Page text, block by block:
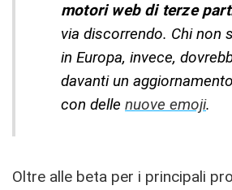
motori web di terze
via discorrendo. Chi non
in Europa, invece,
davanti un
con delle nuove emoji.
Oltre alle beta per i principali